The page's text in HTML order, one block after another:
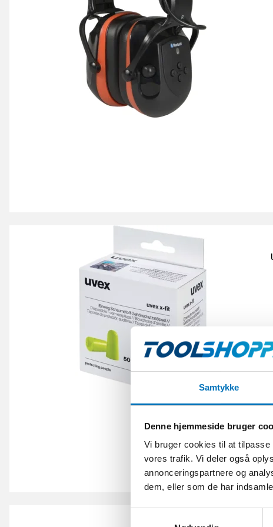
Samtykke
Denne hjemmeside bruger
Vi bruger cookies til at
vores trafik. Vi deler også
annonceringspartnere og
dem, eller som de har
Indbygget mikrofon
Ventileret dual hovedbånd
Moderat til høj dæmpning